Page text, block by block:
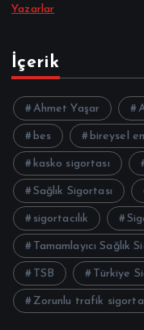
Yazarlar
İçerik
Ahmet Yaşar
bes bireysel
kasko sigortası
Sağlık Sigortası
sigortacılık
Tamamlayıcı Sağlık
TSB Türkiye
Zorunlu trafik